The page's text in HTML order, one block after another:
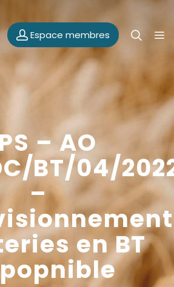
Espace membres
– AO
BT/04/
–
en BT